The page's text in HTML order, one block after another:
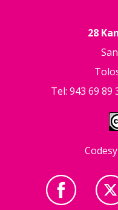
28
Tel: 943 69 89